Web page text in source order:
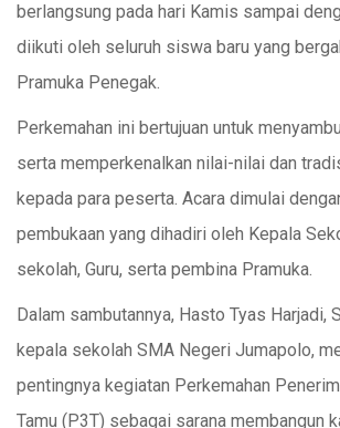
berlangsung pada hari Kamis sampai
diikuti oleh seluruh siswa baru yang
Pramuka Penegak.
Perkemahan ini bertujuan untuk
serta memperkenalkan nilai-nilai dan
kepada para peserta. Acara dimulai
pembukaan yang dihadiri oleh Kepala
sekolah, Guru, serta pembina Pramuka.
Dalam sambutannya, Hasto Tyas Harjadi,
kepala sekolah SMA Negeri Jumapolo,
pentingnya kegiatan Perkemahan
Tamu (P3T) sebagai sarana membangun